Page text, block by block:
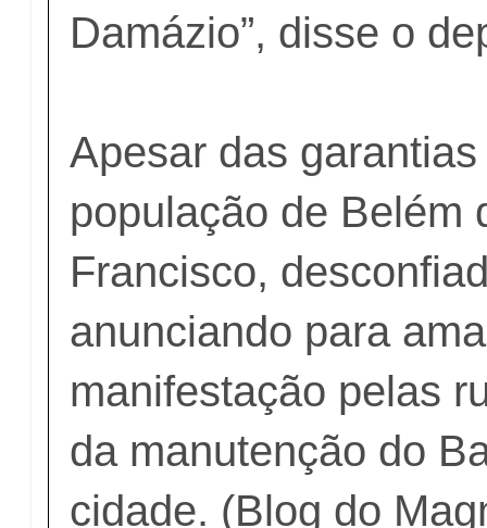
Damázio”, disse o
Apesar das
população de Belém
Francisco,
anunciando para
manifestação pelas
da manutenção do
cidade. (Blog do